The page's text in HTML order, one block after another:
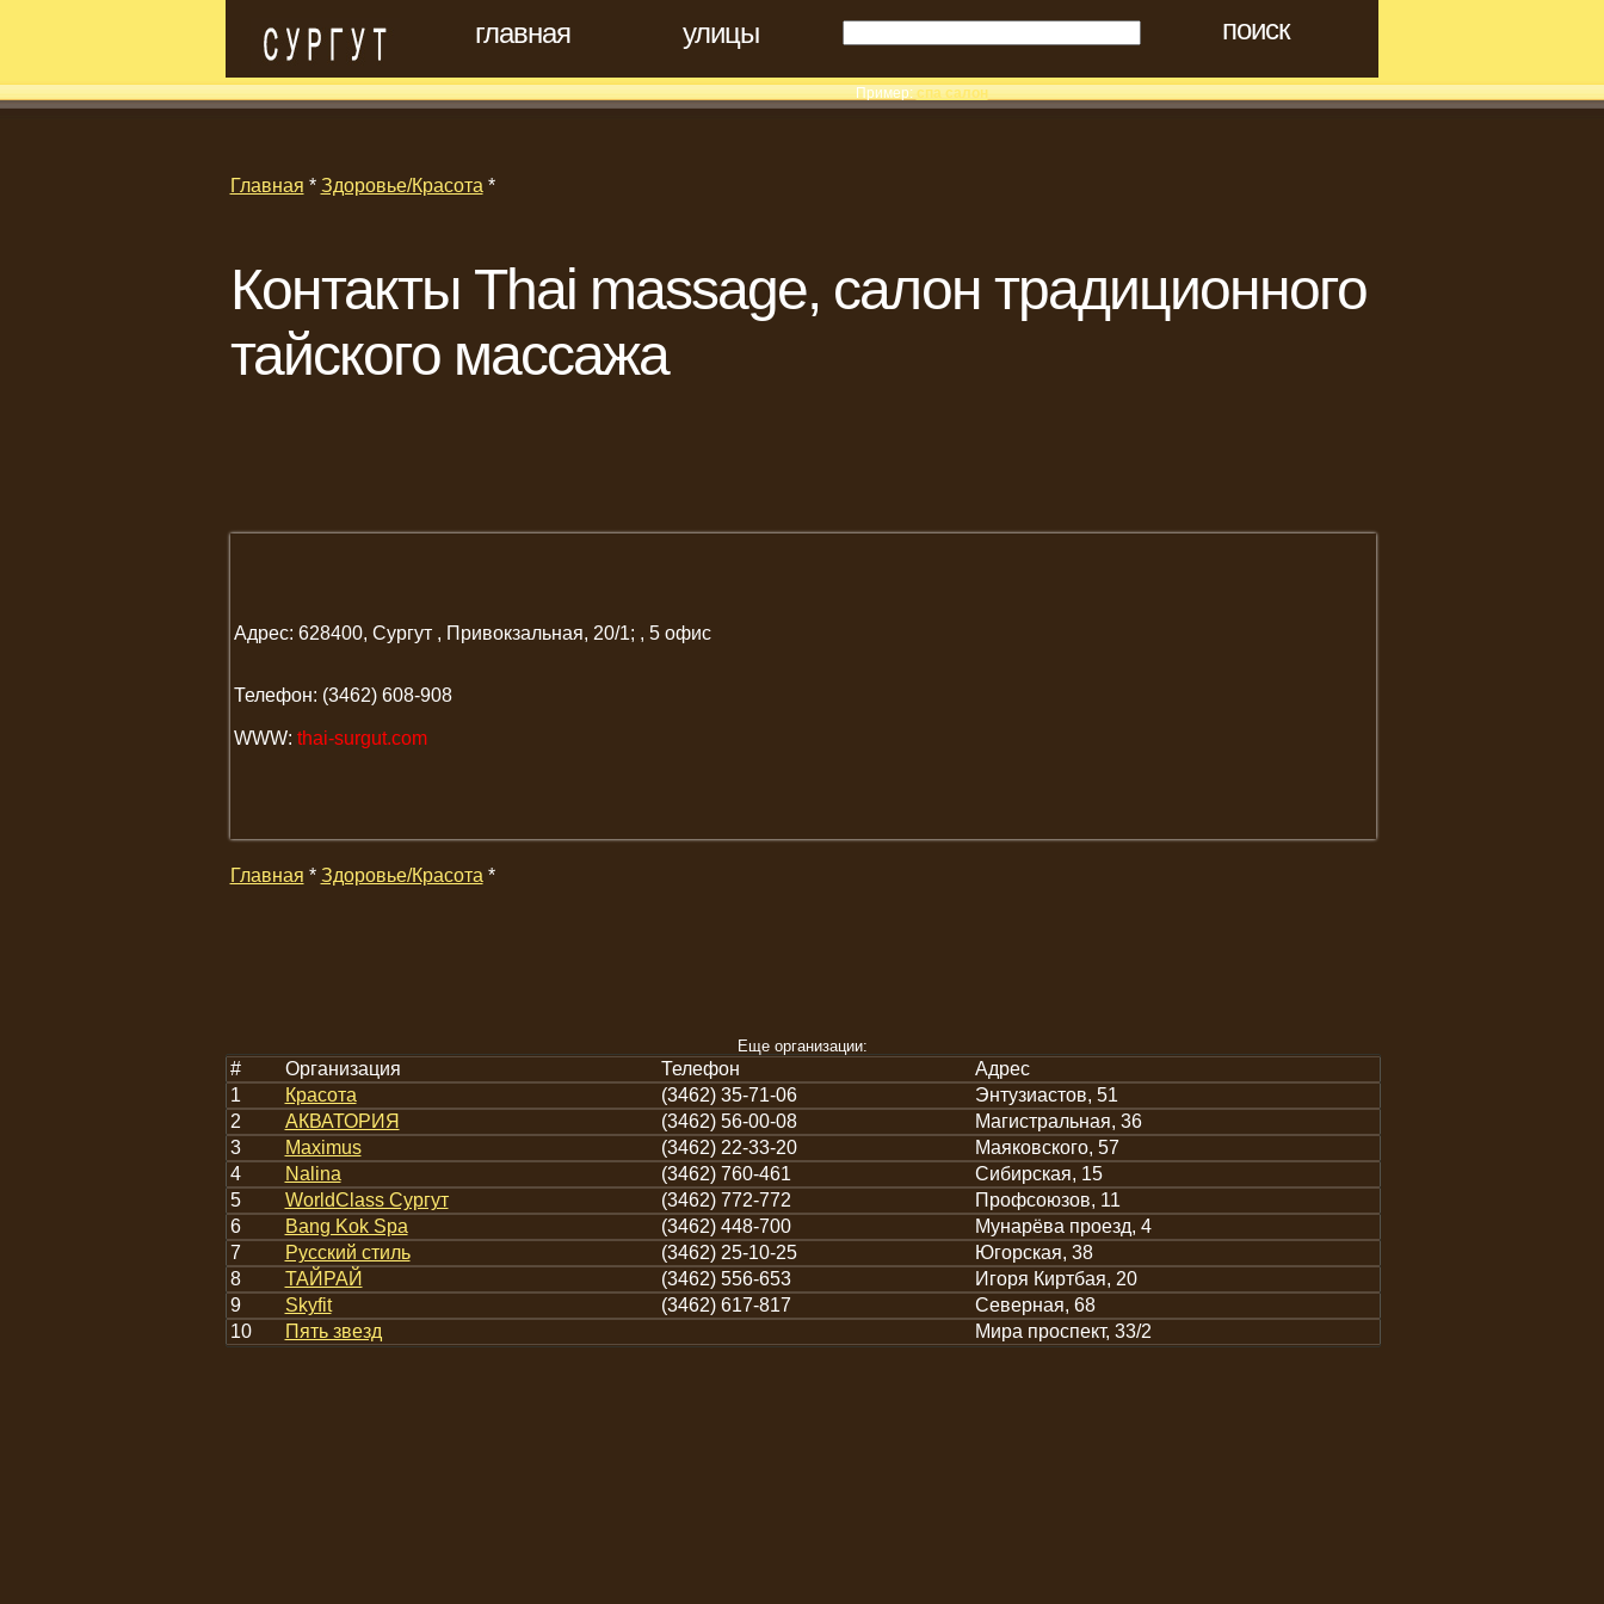
главная улицы
Пример:спа салон
Главная * Здоровье/Красота *
Контакты Thai massage, салон традиционного
тайского массажа
Адрес: 628400, Сургут , Привокзальная, 20/1; , 5 офис
Телефон: (3462) 608-908
WWW: thai-surgut.com
Главная * Здоровье/Красота *
Еще организации:
# Организация Телефон
Адрес
1
Красота (3462) 35-71-06
Энтузиастов, 51
2
АКВАТОРИЯ (3462) 56-00-08
Магистральная, 36
3
Maximus (3462) 22-33-20
Маяковского, 57
4
Nalina (3462) 760-461
Сибирская, 15
5
WorldClass Сургут (3462) 772-772
Профсоюзов, 11
6
Bang Kok Spa (3462) 448-700
Мунарёва проезд, 4
7
Русский стиль (3462) 25-10-25
Югорская, 38
8
ТАЙРАЙ (3462) 556-653
Игоря Киртбая, 20
9
Skyfit (3462) 617-817
Северная, 68
10
Пять звезд Мира проспект, 33/2